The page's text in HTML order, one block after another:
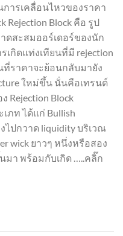
การเคลื่อนไหวของราคา
Rejection Block คือ รูป
ดสะสมออร์เดอร์ของนัก
เกิดแท่งเทียนที่มี rejection
ที่ราคาจะย้อนกลับมายัง
ใหม่ขึ้น นั่นคือเทรนด์
Rejection Block
เภท ได้แก่ Bullish
ไปกวาด liquidity บริเวณ
wick ยาวๆ หนึ่งหรือสอง
มา พร้อมกับเกิด …..คลิ๊ก